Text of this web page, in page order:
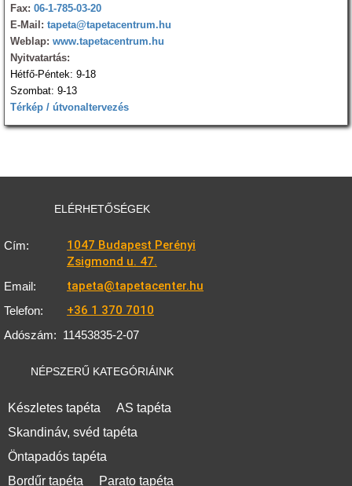
Fax: 06-1-785-03-20
E-Mail: tapeta@tapetacentrum.hu
Weblap: www.tapetacentrum.hu
Nyitvatartás:
Hétfő-Péntek: 9-18
Szombat: 9-13
Térkép / útvonaltervezés
ELÉRHETŐSÉGEK
Cím:
1047 Budapest Perényi
Zsigmond u. 47.
Email: tapeta@tapetacenter.hu
Telefon: +36 1 370 7010
Adószám: 11453835-2-07
NÉPSZERŰ KATEGÓRIÁINK
Készletes tapéta
AS tapéta
Skandináv, svéd tapéta
Öntapadós tapéta
Bordűr tapéta
Parato tapéta